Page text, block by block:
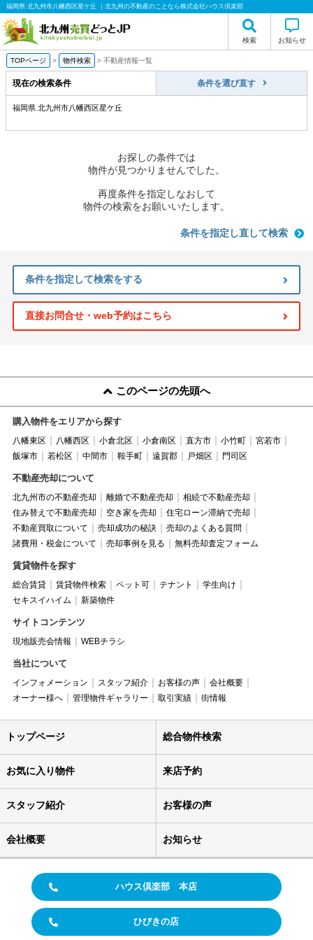
福岡県 北九州市八幡西区星ケ丘 ｜北九州の不動産のことなら株式会社ハウス倶楽部
検索 お知らせ
TOPページ > 物件検索 > 不動産情報一覧
現在の検索条件 条件を選び直す
福岡県 北九州市八幡西区星ケ丘
お探しの条件では
物件が見つかりませんでした。
再度条件を指定しなおして
物件の検索をお願いいたします。
条件を指定し直して検索
条件を指定して検索をする
直接お問合せ・web予約はこちら
このページの先頭へ
購入物件をエリアから探す
八幡東区 八幡西区 小倉北区 小倉南区 直方市 小竹町
宮若市
飯塚市
若松区 中間市 鞍手町 遠賀郡 戸畑区 門司区
不動産売却について
北九州市の不動産売却 離婚で不動産売却
相続で不動産売却
住み替えで不動産売却
空き家を売却
住宅ローン滞納で売却
不動産買取について
売却成功の秘訣
売却のよくある質問
諸費用・税金について
売却事例を見る 無料売却査定フォーム
賃貸物件を探す
総合賃貸 賃貸物件検索 ペット可 テナント
学生向け
セキスイハイム
新築物件
サイトコンテンツ
現地販売会情報 WEBチラシ
当社について
インフォメーション スタッフ紹介 お客様の声
会社概要
オーナー様へ
管理物件ギャラリー 取引実績 街情報
トップページ 総合物件検索
お気に入り物件 来店予約
スタッフ紹介 お客様の声
会社概要 お知らせ
ハウス倶楽部 本店
ひびきの店